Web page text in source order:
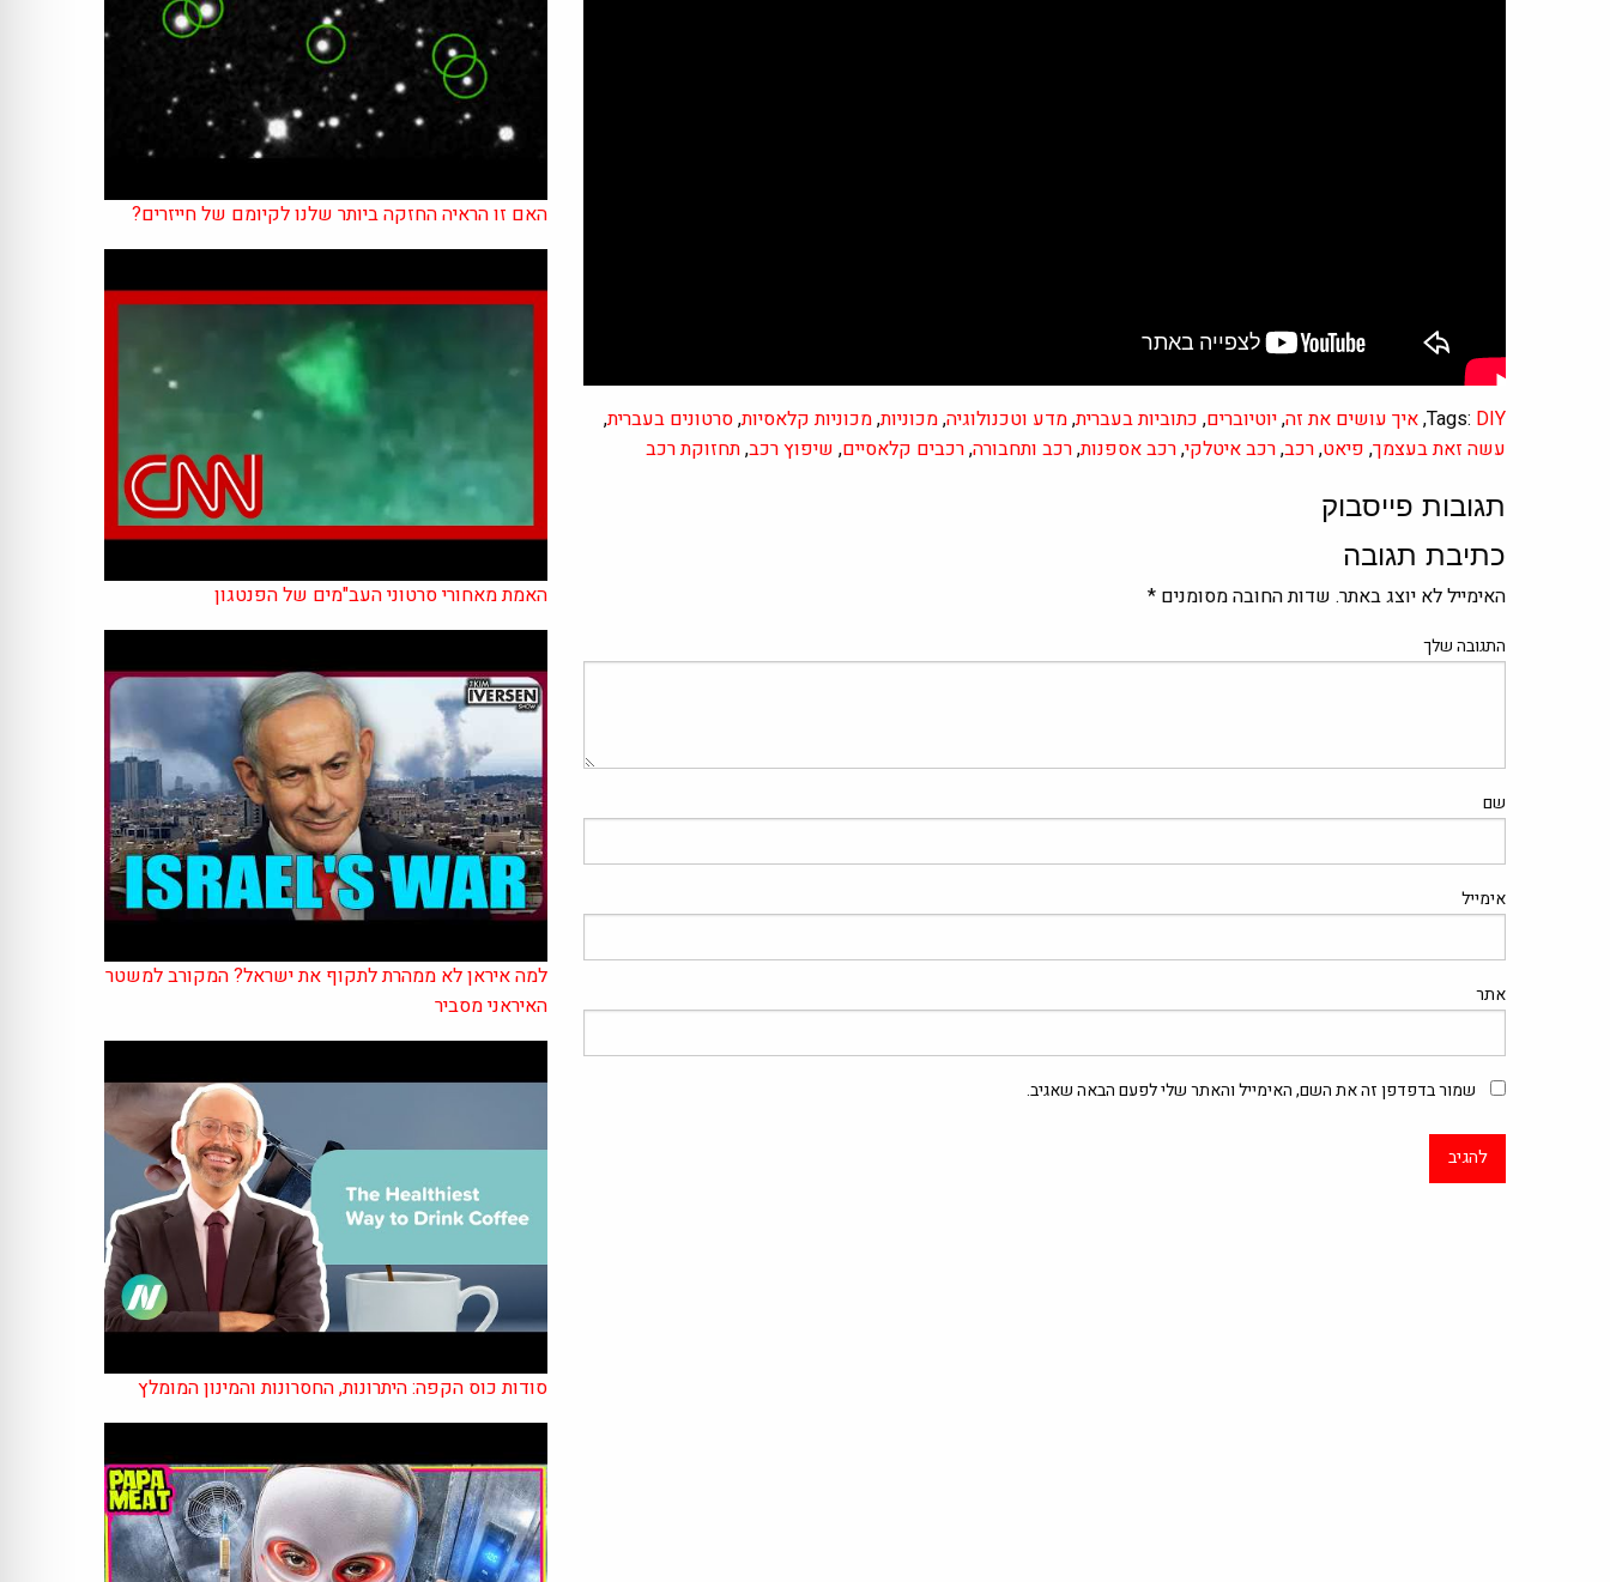
Tags: DIY
,איך עושים את זה,יוטיוברים, כתוביות בעברית,מדע וטכנולוגיה,מכוניות,מכוניות קלאסיות,סרטונים בעברית,
עשה זאת בעצמך, פיאט,רכב,רכב איטלקי,רכב אספנות,רכב ותחבורה,רכבים קלאסיים, שיפוץ רכב,תחזוקת רכב
תגובות פייסבוק
כתיבת תגובה
האימייל לא יוצג באתר. שדות החובה מסומנים *
התגובה שלך
שם
אימייל
אתר
שמור בדפדפן זה את השם, האימייל והאתר שלי לפעם הבאה שאגיב.
האם זו הראיה החזקה ביותר שלנו לקיומם של חייזרים?
האמת מאחורי סרטוני העב"מים של הפנטגון
למה איראן לא ממהרת לתקוף את ישראל? המקורב למשטר
האיראני מסביר
סודות כוס הקפה: היתרונות, החסרונות והמינון המומלץ